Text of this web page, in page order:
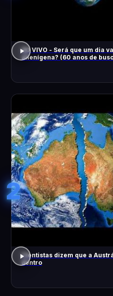
AO VIVO - Será que um dia
alienígena? (60 anos de
2
Cientistas dizem que a
dentro